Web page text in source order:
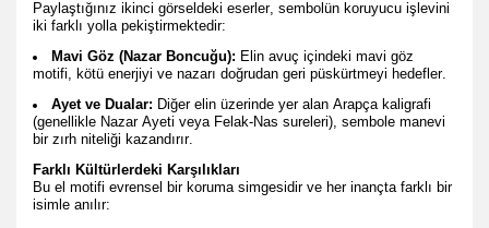
Paylaştığınız ikinci görseldeki eserler, sembolün koruyucu işlevini
iki farklı yolla pekiştirmektedir:
Mavi Göz (Nazar Boncuğu): Elin avuç içindeki mavi göz
motifi, kötü enerjiyi ve nazarı doğrudan geri püskürtmeyi hedefler.
Ayet ve Dualar: Diğer elin üzerinde yer alan Arapça kaligrafi
(genellikle Nazar Ayeti veya Felak-Nas sureleri), sembole manevi
bir zırh niteliği kazandırır.
Farklı Kültürlerdeki Karşılıkları
Bu el motifi evrensel bir koruma simgesidir ve her inançta farklı bir
isimle anılır: